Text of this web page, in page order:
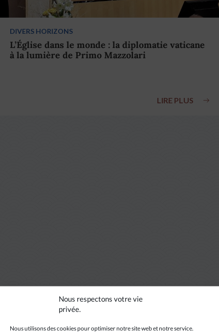
Nous respectons votre vie
privée.
Nous utilisons des cookies pour optimiser notre site web et notre service.
DIVERS HORIZONS
L’Église dans le monde : la diplomatie vaticane
à la lumière de Primo Mazzolari
LIRE PLUS